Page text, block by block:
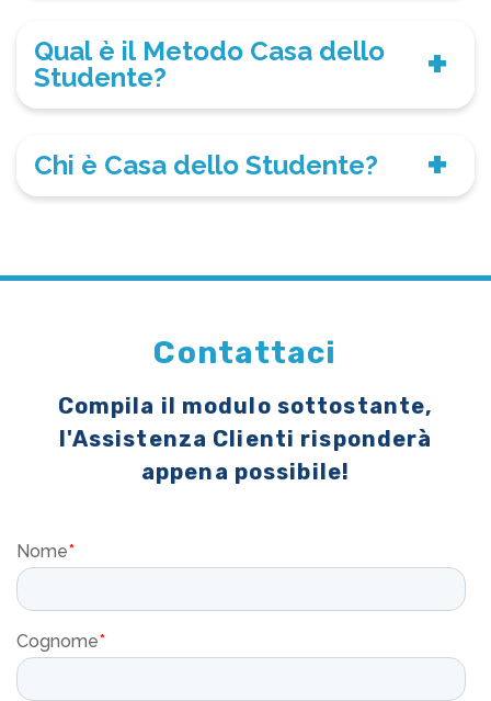
Qual è il Metodo Casa dello
Studente?
Chi è Casa dello Studente?
Contattaci
Compila il modulo sottostante,
l'Assistenza Clienti risponderà
appena possibile!